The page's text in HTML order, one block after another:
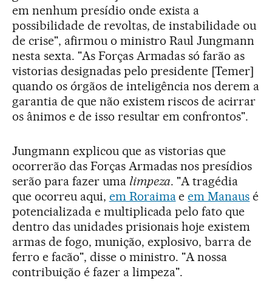
em nenhum presídio onde exista a
possibilidade de revoltas, de instabilidade ou
de crise", afirmou o ministro Raul Jungmann
nesta sexta. "As Forças Armadas só farão as
vistorias designadas pelo presidente [Temer]
quando os órgãos de inteligência nos derem a
garantia de que não existem riscos de acirrar
os ânimos e de isso resultar em confrontos".
Jungmann explicou que as vistorias que
ocorrerão das Forças Armadas nos presídios
serão para fazer uma limpeza. "A tragédia
que ocorreu aqui, em Roraimaeem Manaus é
potencializada e multiplicada pelo fato que
dentro das unidades prisionais hoje existem
armas de fogo, munição, explosivo, barra de
ferro e facão", disse o ministro. "A nossa
contribuição é fazer a limpeza".